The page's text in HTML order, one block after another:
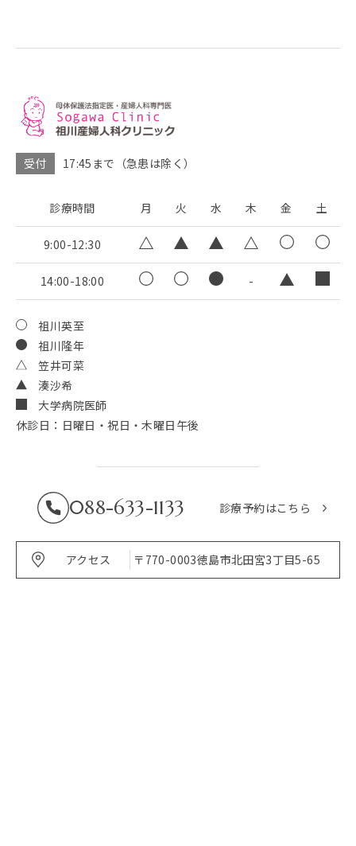
受付 17:45まで（急患は除く）
診療時間 月 火 水 木 金 土
9:00-12:30
14:00-18:00 -
祖川英至
祖川隆年
笠井可菜
湊沙希
大学病院医師
休診日：日曜日・祝日・木曜日午後
088-633-1133 診療予約はこちら
アクセス 〒770-0003徳島市北田宮3丁目5-65